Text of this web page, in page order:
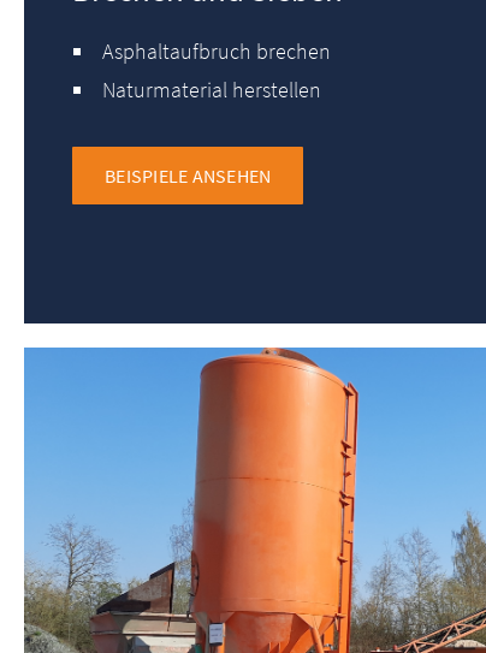
Asphaltaufbruch brechen
Naturmaterial herstellen
BEISPIELE ANSEHEN